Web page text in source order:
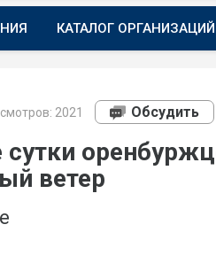
КАТАЛОГ ОРГАНИЗАЦИЙ
2021 Обсудить
ветер